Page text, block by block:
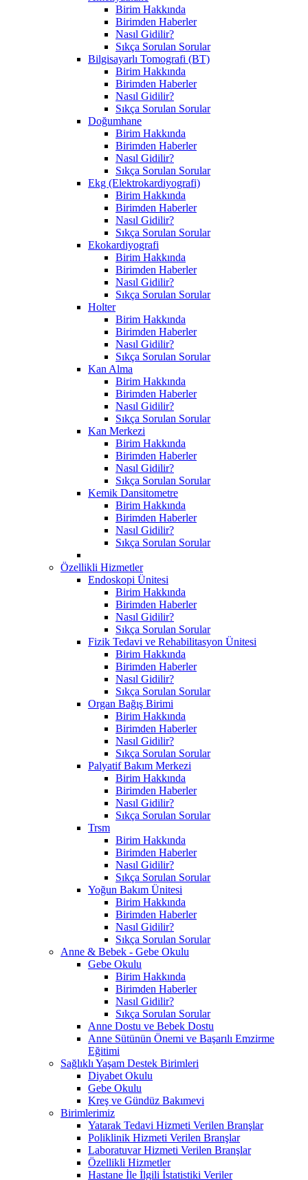
Birim Hakkında
Birimden Haberler
Nasıl Gidilir?
Sıkça Sorulan Sorular
Bilgisayarlı Tomografi (BT)
Birim Hakkında
Birimden Haberler
Nasıl Gidilir?
Sıkça Sorulan Sorular
Doğumhane
Birim Hakkında
Birimden Haberler
Nasıl Gidilir?
Sıkça Sorulan Sorular
Ekg (Elektrokardiyografi)
Birim Hakkında
Birimden Haberler
Nasıl Gidilir?
Sıkça Sorulan Sorular
Ekokardiyografi
Birim Hakkında
Birimden Haberler
Nasıl Gidilir?
Sıkça Sorulan Sorular
Holter
Birim Hakkında
Birimden Haberler
Nasıl Gidilir?
Sıkça Sorulan Sorular
Kan Alma
Birim Hakkında
Birimden Haberler
Nasıl Gidilir?
Sıkça Sorulan Sorular
Kan Merkezi
Birim Hakkında
Birimden Haberler
Nasıl Gidilir?
Sıkça Sorulan Sorular
Kemik Dansitometre
Birim Hakkında
Birimden Haberler
Nasıl Gidilir?
Sıkça Sorulan Sorular
Özellikli Hizmetler
Endoskopi Ünitesi
Birim Hakkında
Birimden Haberler
Nasıl Gidilir?
Sıkça Sorulan Sorular
Fizik Tedavi ve Rehabilitasyon Ünitesi
Birim Hakkında
Birimden Haberler
Nasıl Gidilir?
Sıkça Sorulan Sorular
Organ Bağış Birimi
Birim Hakkında
Birimden Haberler
Nasıl Gidilir?
Sıkça Sorulan Sorular
Palyatif Bakım Merkezi
Birim Hakkında
Birimden Haberler
Nasıl Gidilir?
Sıkça Sorulan Sorular
Trsm
Birim Hakkında
Birimden Haberler
Nasıl Gidilir?
Sıkça Sorulan Sorular
Yoğun Bakım Ünitesi
Birim Hakkında
Birimden Haberler
Nasıl Gidilir?
Sıkça Sorulan Sorular
Anne & Bebek - Gebe Okulu
Gebe Okulu
Birim Hakkında
Birimden Haberler
Nasıl Gidilir?
Sıkça Sorulan Sorular
Anne Dostu ve Bebek Dostu
Anne Sütünün Önemi ve Başarılı Emzirme
Eğitimi
Sağlıklı Yaşam Destek Birimleri
Diyabet Okulu
Gebe Okulu
Kreş ve Gündüz Bakımevi
Birimlerimiz
Yatarak Tedavi Hizmeti Verilen Branşlar
Poliklinik Hizmeti Verilen Branşlar
Laboratuvar Hizmeti Verilen Branşlar
Özellikli Hizmetler
Hastane İle İlgili İstatistiki Veriler